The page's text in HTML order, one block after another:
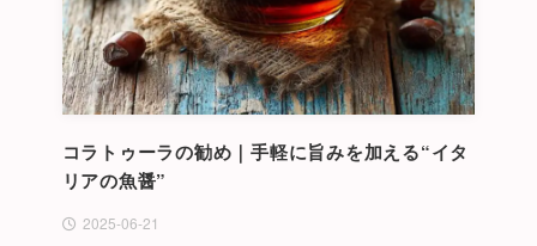
コラトゥーラの勧め｜手軽に旨みを加える“イタ
リアの魚醤”
2025-06-21